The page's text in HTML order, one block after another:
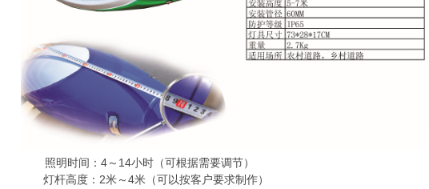
照明时间：4～14小时（可根据需要调节）
灯杆高度：2米～4米（可以按客户要求制作）